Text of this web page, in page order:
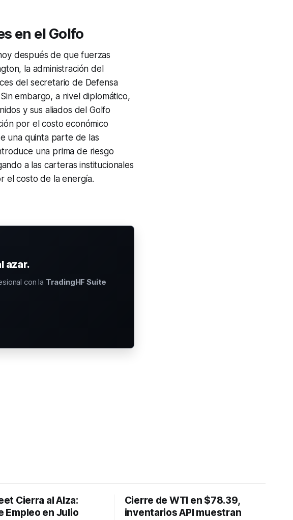
en el Golfo
después de que fuerzas
la administración del
del secretario de Defensa
embargo, a nivel diplomático,
y sus aliados del Golfo
por el costo económico
una quinta parte de las
una prima de riesgo
a las carteras institucionales
el costo de la energía.
azar.
con la TradingHF Suite
Cierra al Alza:
Empleo en Julio
Cierre de WTI en $78.39,
inventarios API muestran